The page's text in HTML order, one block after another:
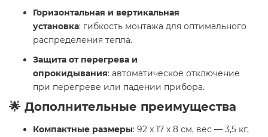
Горизонтальная и вертикальная
установка: гибкость монтажа для оптимального
распределения тепла.
Защита от перегрева и
опрокидывания: автоматическое отключение
при перегреве или падении прибора.
🌟 Дополнительные преимущества
Компактные размеры: 92 x 17 x 8 см, вес — 3,5 кг,